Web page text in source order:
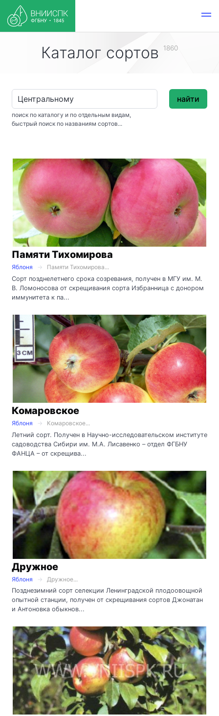
Каталог сортов 1860
поиск по каталогу и по отдельным видам,
быстрый поиск по названиям сортов...
найти
Памяти Тихомирова
Яблоня
Памяти Тихомирова...
Сорт позднелетнего срока созревания, получен в МГУ им. М.
В. Ломоносова от скрещивания сорта Избранница с донором
иммунитета к па...
Комаровское
Яблоня
Комаровское...
Летний сорт. Получен в Научно-исследовательском институте
садоводства Сибири им. М.А. Лисавенко – отдел ФГБНУ
ФАНЦА – от скрещива...
Дружное
Яблоня
Дружное...
Позднезимний сорт селекции Ленинградской плодоовощной
опытной станции, получен от скрещивания сортов Джонатан
и Антоновка обыкнов...